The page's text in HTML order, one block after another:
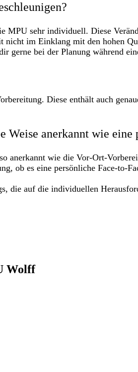
sehr individuell. Diese
im Einklang mit den hohen
bei der Planung während
Diese enthält auch
anerkannt wie eine
anerkannt wie die Vor-Ort-
ob es eine persönliche Face-to-
auf die individuellen
Wolff